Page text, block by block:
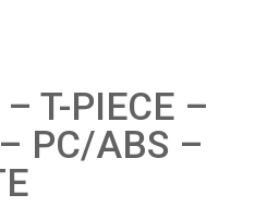
T-PIECE –
PC/ABS –